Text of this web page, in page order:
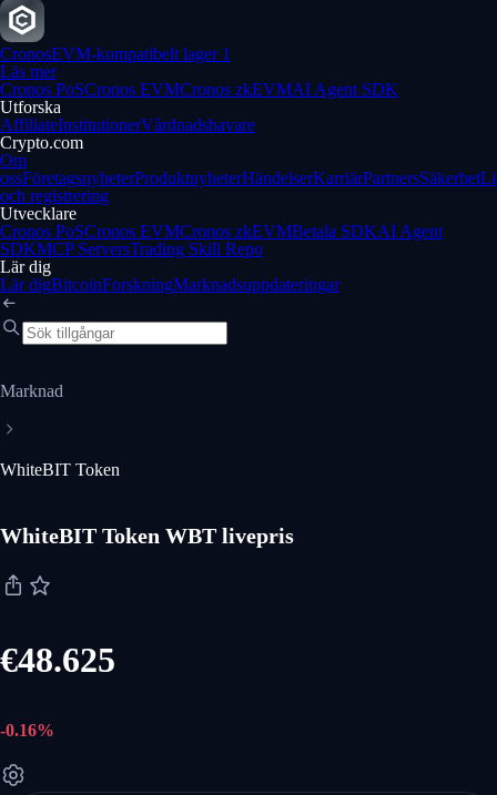
CronosEVM-kompatibelt lager 1
Läs mer
Cronos PoSCronos EVMCronos zkEVMAI Agent SDK
Utforska
AffiliateInstitutionerVårdnadshavare
Crypto.com
Om
ossFöretagsnyheterProduktnyheterHändelserKarriärPartnersSäkerhet
och registrering
Utvecklare
Cronos PoSCronos EVMCronos zkEVMBetala SDKAI Agent
SDKMCP ServersTrading Skill Repo
Lär dig
Lär digBitcoinForskningMarknadsuppdateringar
Marknad
WhiteBIT Token
WhiteBIT Token WBT livepris
€48.625
-0.16%